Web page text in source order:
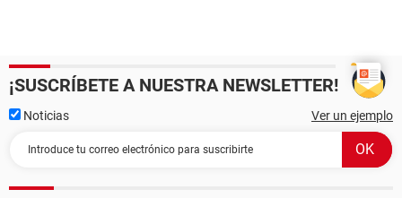
¡SUSCRÍBETE A NUESTRA NEWSLETTER!
Noticias Ver un ejemplo